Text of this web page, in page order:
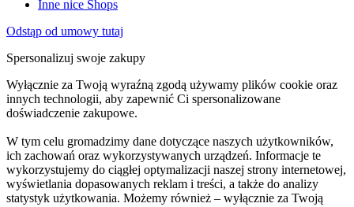
Inne nice Shops
Odstąp od umowy tutaj
Spersonalizuj swoje zakupy
Wyłącznie za Twoją wyraźną zgodą używamy plików cookie oraz
innych technologii, aby zapewnić Ci spersonalizowane
doświadczenie zakupowe.
W tym celu gromadzimy dane dotyczące naszych użytkowników,
ich zachowań oraz wykorzystywanych urządzeń. Informacje te
wykorzystujemy do ciągłej optymalizacji naszej strony internetowej,
wyświetlania dopasowanych reklam i treści, a także do analizy
statystyk użytkowania. Możemy również – wyłącznie za Twoją